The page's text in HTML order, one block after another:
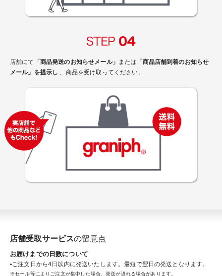
店舗にて 「商品発送のお知らせメール」 または 「商品店舗到着のお知らせ
メール」を提示し 、商品を受け取ってください。
店舗受取サービスの留意点
お届けまでの日数について
▪️ご注文日から4日以内に発送いたします。最短で翌日の発送となります。
※セール等によりご注文が集中した場合、発送が遅れる場合があります。